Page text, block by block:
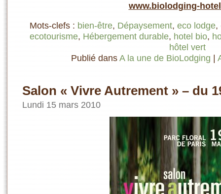
www.biolodging-
Mots-clefs : bien-être, Dépaysement, eco lodge,
ecotourisme, Hébergement durable, hotel bio,
hôtel vert
Publié dansA la une de BioLodging |
Salon « Vivre Autrement » – du
Lundi 15 mars 2010